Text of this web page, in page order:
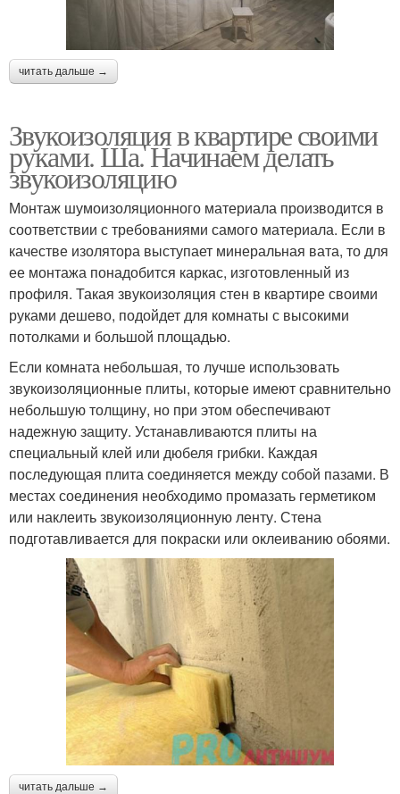
читать дальше →
Звукоизоляция в квартире своими
руками. Ша. Начинаем делать
звукоизоляцию
Монтаж шумоизоляционного материала производится в
соответствии с требованиями самого материала. Если в
качестве изолятора выступает минеральная вата, то для
ее монтажа понадобится каркас, изготовленный из
профиля. Такая звукоизоляция стен в квартире своими
руками дешево, подойдет для комнаты с высокими
потолками и большой площадью.
Если комната небольшая, то лучше использовать
звукоизоляционные плиты, которые имеют сравнительно
небольшую толщину, но при этом обеспечивают
надежную защиту. Устанавливаются плиты на
специальный клей или дюбеля грибки. Каждая
последующая плита соединяется между собой пазами. В
местах соединения необходимо промазать герметиком
или наклеить звукоизоляционную ленту. Стена
подготавливается для покраски или оклеиванию обоями.
читать дальше →